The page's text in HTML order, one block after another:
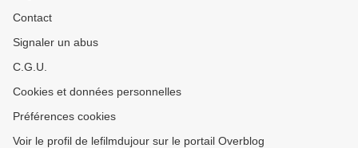
Contact
Signaler un abus
C.G.U.
Cookies et données personnelles
Préférences cookies
Voir le profil de lefilmdujour sur le portail Overblog